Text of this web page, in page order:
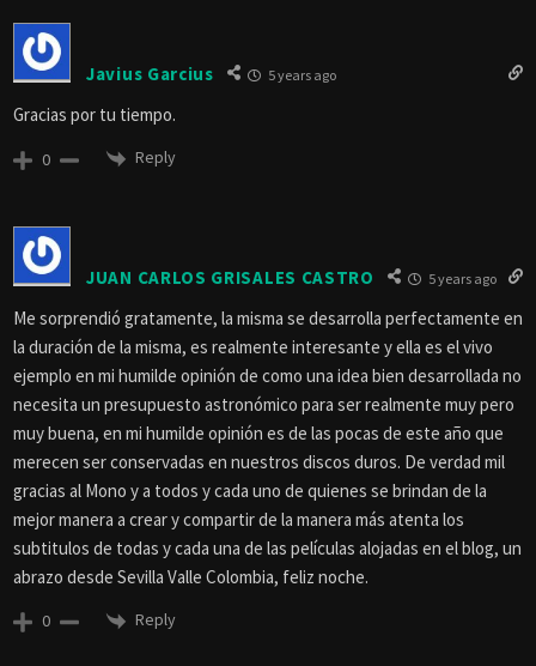
Javius Garcius 5 years ago
Gracias por tu tiempo.
0 Reply
JUAN CARLOS GRISALES CASTRO 5 years ago
Me sorprendió gratamente, la misma se desarrolla perfectamente en
la duración de la misma, es realmente interesante y ella es el vivo
ejemplo en mi humilde opinión de como una idea bien desarrollada no
necesita un presupuesto astronómico para ser realmente muy pero
muy buena, en mi humilde opinión es de las pocas de este año que
merecen ser conservadas en nuestros discos duros. De verdad mil
gracias al Mono y a todos y cada uno de quienes se brindan de la
mejor manera a crear y compartir de la manera más atenta los
subtitulos de todas y cada una de las películas alojadas en el blog, un
abrazo desde Sevilla Valle Colombia, feliz noche.
0 Reply